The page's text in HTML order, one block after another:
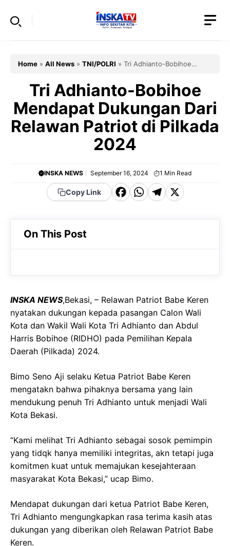
Home » All News » TNI/POLRI » Tri Adhianto-Bobihoe
Tri Adhianto-Bobihoe
Mendapat Dukungan Dari
Relawan Patriot di Pilkada
2024
INSKA NEWS September 16, 2024 1 Min Read
Copy Link
F
c
o
k
W
a
A
p
p
T
e
a
m
X
On This Post
INSKA NEWS,Bekasi, – Relawan Patriot Babe Keren
nyatakan dukungan kepada pasangan Calon Wali
Kota dan Wakil Wali Kota Tri Adhianto dan Abdul
Harris Bobihoe (RIDHO) pada Pemilihan Kepala
Daerah (Pilkada) 2024.
Bimo Seno Aji selaku Ketua Patriot Babe Keren
mengatakn bahwa pihaknya bersama yang lain
mendukung penuh Tri Adhianto untuk menjadi Wali
Kota Bekasi.
“Kami melihat Tri Adhianto sebagai sosok pemimpin
yang tidqk hanya memiliki integritas, akn tetapi juga
komitmen kuat untuk memajukan kesejahteraan
masyarakat Kota Bekasi,” ucap Bimo.
Mendapat dukungan dari ketua Patriot Babe Keren,
Tri Adhianto mengungkapkan rasa terima kasih atas
dukungan yang diberikan oleh Relawan Patriot Babe
Keren.